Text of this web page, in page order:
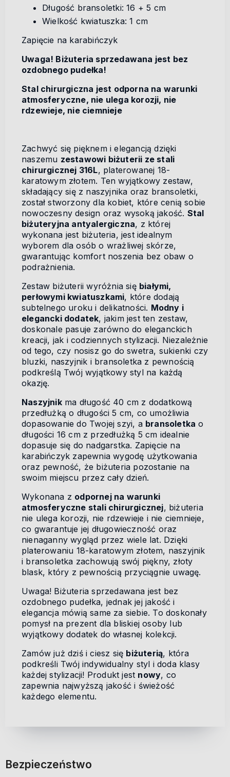
Długość bransoletki: 16 + 5 cm
Wielkość kwiatuszka: 1 cm
Zapięcie na karabińczyk
Uwaga! Biżuteria sprzedawana jest bez
ozdobnego pudełka!
Stal chirurgiczna jest odporna na warunki
atmosferyczne, nie ulega korozji, nie
rdzewieje, nie ciemnieje
Zachwyć się pięknem i elegancją dzięki
naszemu zestawowi biżuterii ze stali
chirurgicznej 316L, platerowanej 18-
karatowym złotem. Ten wyjątkowy zestaw,
składający się z naszyjnika oraz bransoletki,
został stworzony dla kobiet, które cenią sobie
nowoczesny design oraz wysoką jakość. Stal
biżuteryjna antyalergiczna, z której
wykonana jest biżuteria, jest idealnym
wyborem dla osób o wrażliwej skórze,
gwarantując komfort noszenia bez obaw o
podrażnienia.
Zestaw biżuterii wyróżnia się białymi,
perłowymi kwiatuszkami, które dodają
subtelnego uroku i delikatności. Modny i
elegancki dodatek, jakim jest ten zestaw,
doskonale pasuje zarówno do eleganckich
kreacji, jak i codziennych stylizacji. Niezależnie
od tego, czy nosisz go do swetra, sukienki czy
bluzki, naszyjnik i bransoletka z pewnością
podkreślą Twój wyjątkowy styl na każdą
okazję.
Naszyjnikma długość 40 cm z dodatkową
przedłużką o długości 5 cm, co umożliwia
dopasowanie do Twojej szyi, a bransoletka o
długości 16 cm z przedłużką 5 cm idealnie
dopasuje się do nadgarstka. Zapięcie na
karabińczyk zapewnia wygodę użytkowania
oraz pewność, że biżuteria pozostanie na
swoim miejscu przez cały dzień.
Wykonana z odpornej na warunki
atmosferyczne stali chirurgicznej, biżuteria
nie ulega korozji, nie rdzewieje i nie ciemnieje,
co gwarantuje jej długowieczność oraz
nienaganny wygląd przez wiele lat. Dzięki
platerowaniu 18-karatowym złotem, naszyjnik
i bransoletka zachowują swój piękny, złoty
blask, który z pewnością przyciągnie uwagę.
Uwaga! Biżuteria sprzedawana jest bez
ozdobnego pudełka, jednak jej jakość i
elegancja mówią same za siebie. To doskonały
pomysł na prezent dla bliskiej osoby lub
wyjątkowy dodatek do własnej kolekcji.
Zamów już dziś i ciesz się biżuterią, która
podkreśli Twój indywidualny styl i doda klasy
każdej stylizacji! Produkt jest nowy, co
zapewnia najwyższą jakość i świeżość
każdego elementu.
Bezpieczeństwo